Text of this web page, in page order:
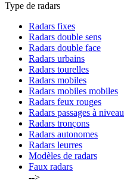
Type de radars
Radars fixes
Radars double sens
Radars double face
Radars urbains
Radars tourelles
Radars mobiles
Radars mobiles mobiles
Radars feux rouges
Radars passages à niveau
Radars tronçons
Radars autonomes
Radars leurres
Modèles de radars
Faux radars
-->